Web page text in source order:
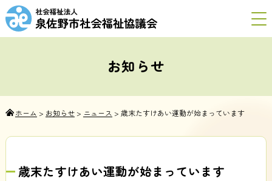
お知らせ
ホーム > お知らせ> ニュース > 歳末たすけあい運動が始まっています
歳末たすけあい運動が始まっています